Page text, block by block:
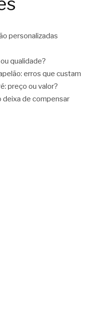
personalizadas
qualidade?
erros que custam
preço ou valor?
deixa de compensar